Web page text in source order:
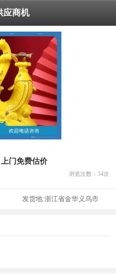
应商机
门免费估价
浏览次数： 54次
发货地:浙江省金华义乌市